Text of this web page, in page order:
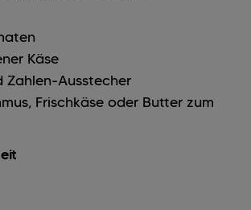
Käse
Ausstecher
Frischkäse oder Butter zum